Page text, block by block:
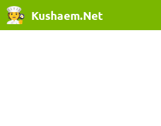
Kushaem.Net